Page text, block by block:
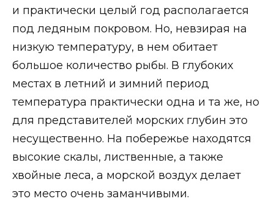
и практически целый год располагается
под ледяным покровом. Но, невзирая на
низкую температуру, в нем обитает
большое количество рыбы. В глубоких
местах в летний и зимний период
температура практически одна и та же, но
для представителей морских глубин это
несущественно. На побережье находятся
высокие скалы, лиственные, а также
хвойные леса, а морской воздух делает
это место очень заманчивыми.